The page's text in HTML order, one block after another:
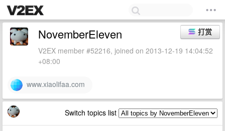
打赏
NovemberEleven
V2EX member #52216, joined on 2013-12-19 14:04:52
+08:00
www.xiaolifaa.com
Switch topics list